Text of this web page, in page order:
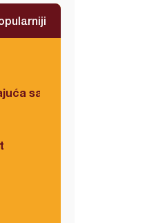
salata